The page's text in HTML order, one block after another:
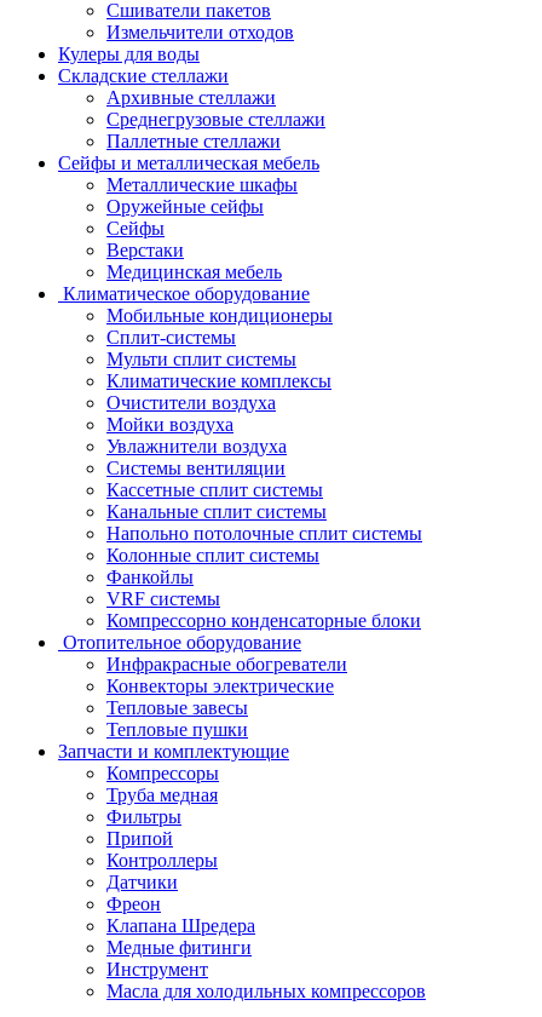
Сшиватели пакетов
Измельчители отходов
Кулеры для воды
Складские стеллажи
Архивные стеллажи
Среднегрузовые стеллажи
Паллетные стеллажи
Сейфы и металлическая мебель
Металлические шкафы
Оружейные сейфы
Сейфы
Верстаки
Медицинская мебель
Климатическое оборудование
Мобильные кондиционеры
Сплит-системы
Мульти сплит системы
Климатические комплексы
Очистители воздуха
Мойки воздуха
Увлажнители воздуха
Системы вентиляции
Кассетные сплит системы
Канальные сплит системы
Напольно потолочные сплит системы
Колонные сплит системы
Фанкойлы
VRF системы
Компрессорно конденсаторные блоки
Отопительное оборудование
Инфракрасные обогреватели
Конвекторы электрические
Тепловые завесы
Тепловые пушки
Запчасти и комплектующие
Компрессоры
Труба медная
Фильтры
Припой
Контроллеры
Датчики
Фреон
Клапана Шредера
Медные фитинги
Инструмент
Масла для холодильных компрессоров